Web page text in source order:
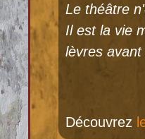
Le théâtre
Il est la vie
lèvres avant
Découvrez